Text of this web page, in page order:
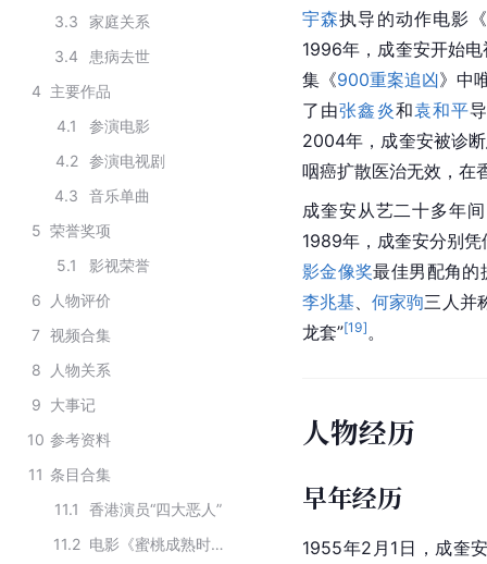
3.3
家庭关系
3.4
患病去世
4 主要作品
4.1
参演电影
4.2
参演电视剧
4.3
音乐单曲
5 荣誉奖项
5.1
影视荣誉
6
人物评价
7 视频合集
8
人物关系
9 大事记
10 参考资料
11 条目合集
11.1
香港演员“四大恶人”
11.2
电影《蜜桃成熟时》的主要演员
宇森执导的动作电影
1996年，成奎安开始
集《900重案追凶》中
了由张鑫炎和袁和平
2004年，成奎安被诊
咽癌扩散医治无效，在
成奎安从艺二十多年
1989年，成奎安分别凭
影金像奖最佳男配角的
李兆基 、何家驹三人并
龙套”[19] 。
人物经历
早年经历
1955年2月1日，成奎